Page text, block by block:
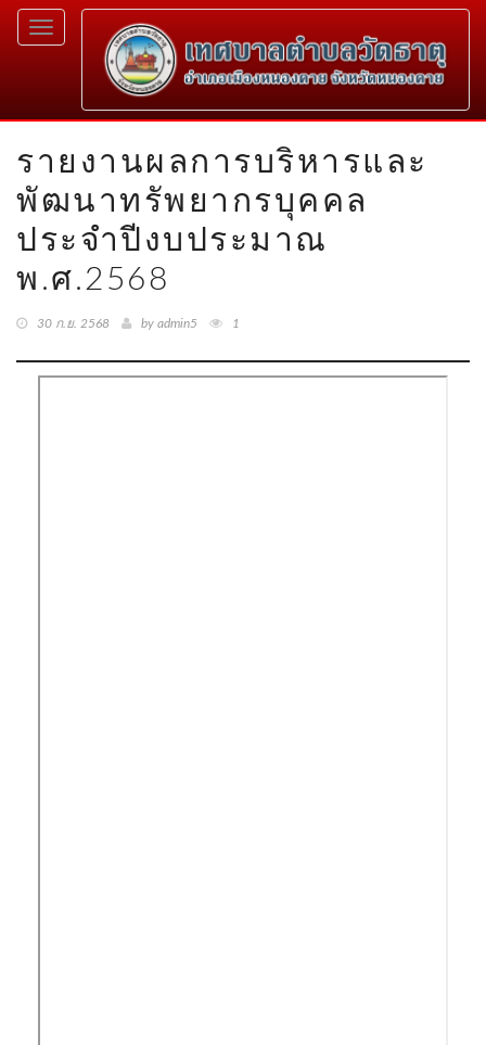
Toggle
navigation
รายงานผลการบริหารและ
พัฒนาทรัพยากรบุคคล
ประจำปีงบประมาณ
พ.ศ.2568
30 ก.ย. 2568 by admin5 1